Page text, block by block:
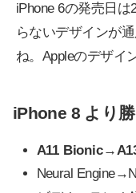
iPhone 6の発売日
らないデザインが
ね。Appleのデザイ
iPhone 8 より
A11
Neural